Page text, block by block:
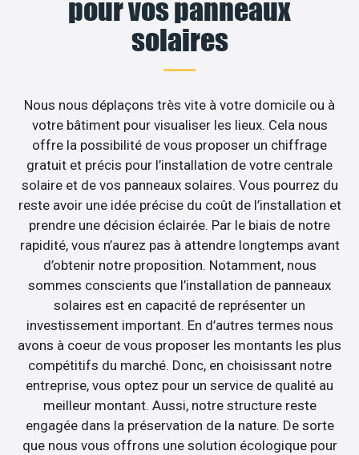
pour vos panneaux
solaires
Nous nous déplaçons très vite à votre domicile ou à
votre bâtiment pour visualiser les lieux. Cela nous
offre la possibilité de vous proposer un chiffrage
gratuit et précis pour l’installation de votre centrale
solaire et de vos panneaux solaires. Vous pourrez du
reste avoir une idée précise du coût de l’installation et
prendre une décision éclairée. Par le biais de notre
rapidité, vous n’aurez pas à attendre longtemps avant
d’obtenir notre proposition. Notamment, nous
sommes conscients que l’installation de panneaux
solaires est en capacité de représenter un
investissement important. En d’autres termes nous
avons à coeur de vous proposer les montants les plus
compétitifs du marché. Donc, en choisissant notre
entreprise, vous optez pour un service de qualité au
meilleur montant. Aussi, notre structure reste
engagée dans la préservation de la nature. De sorte
que nous vous offrons une solution écologique pour